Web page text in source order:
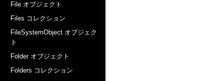
File オブジェクト
Files コレクション
FileSystemObject オブジェク
ト
Folder オブジェクト
Folders コレクション